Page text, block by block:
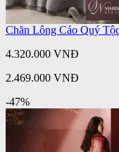
Chăn Lông Cáo Quý
4.320.000 VNĐ
2.469.000 VNĐ
-47%